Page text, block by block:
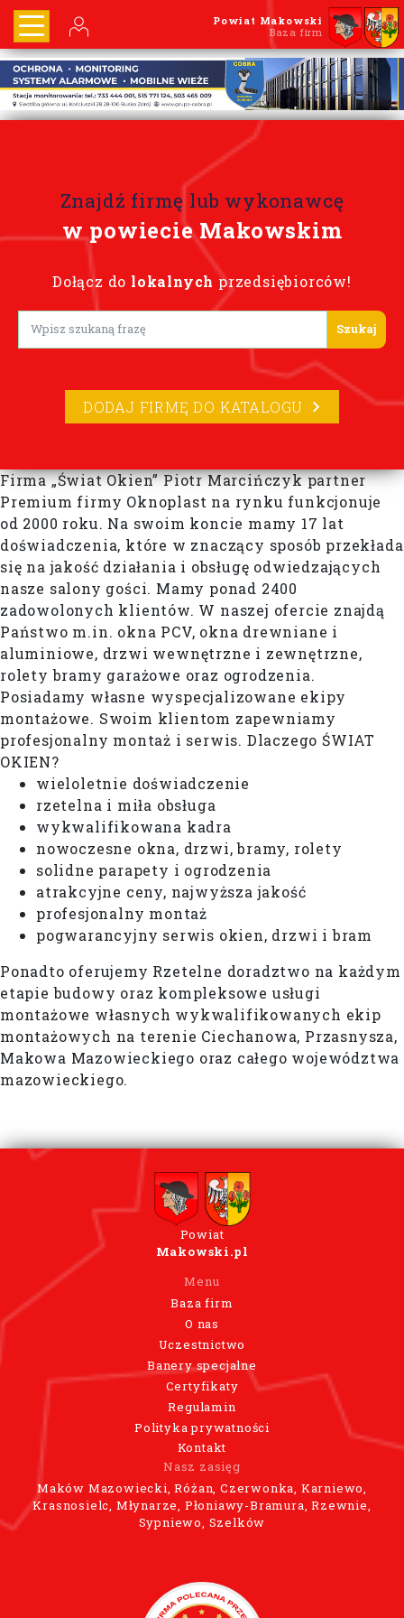
Powiat Makowski
Baza firm
Znajdź firmę lub wykonawcę
w powiecie Makowskim
Dołącz do lokalnych przedsiębiorców!
Lorem ipsum
DODAJ FIRMĘ DO KATALOGU
Firma „Świat Okien” Piotr Marcińczyk partner
Premium firmy Oknoplast na rynku funkcjonuje
od 2000 roku. Na swoim koncie mamy 17 lat
doświadczenia, które w znaczący sposób przekłada
się na jakość działania i obsługę odwiedzających
nasze salony gości. Mamy ponad 2400
zadowolonych klientów. W naszej ofercie znajdą
Państwo m.in. okna PCV, okna drewniane i
aluminiowe, drzwi wewnętrzne i zewnętrzne,
rolety bramy garażowe oraz ogrodzenia.
Posiadamy własne wyspecjalizowane ekipy
montażowe. Swoim klientom zapewniamy
profesjonalny montaż i serwis. Dlaczego ŚWIAT
OKIEN?
wieloletnie doświadczenie
rzetelna i miła obsługa
wykwalifikowana kadra
nowoczesne okna, drzwi, bramy, rolety
solidne parapety i ogrodzenia
atrakcyjne ceny, najwyższa jakość
profesjonalny montaż
pogwarancyjny serwis okien, drzwi i bram
Ponadto oferujemy Rzetelne doradztwo na każdym
etapie budowy oraz kompleksowe usługi
montażowe własnych wykwalifikowanych ekip
montażowych na terenie Ciechanowa, Przasnysza,
Makowa Mazowieckiego oraz całego województwa
mazowieckiego.
Powiat
Makowski.pl
Menu
Baza firm
O nas
Uczestnictwo
Banery specjalne
Certyfikaty
Regulamin
Polityka prywatności
Kontakt
Nasz zasięg
Maków Mazowiecki, Różan, Czerwonka, Karniewo,
Krasnosielc, Młynarze, Płoniawy-Bramura, Rzewnie,
Sypniewo, Szelków